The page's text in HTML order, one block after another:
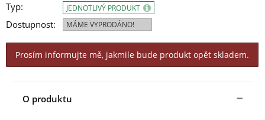
Typ:
Dostupnost:
JEDNOTLIVÝ PRODUKT
MÁME VYPRODÁNO!
Prosím informujte mě, jakmile bude produkt opět skladem.
O produktu